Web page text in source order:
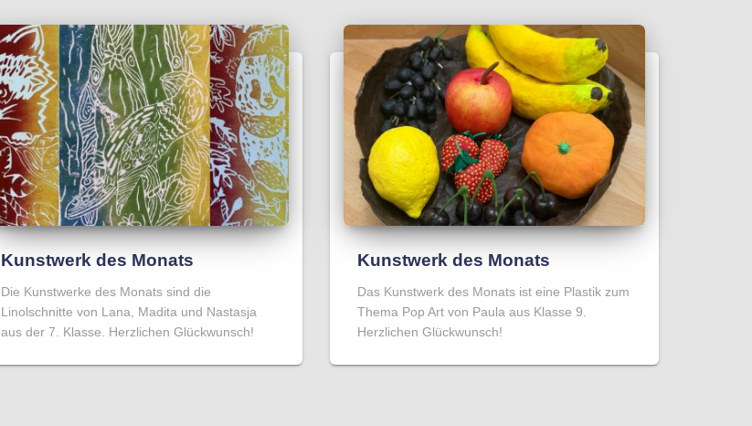
Kunstwerk des Monats
Die Kunstwerke des Monats sind die
Linolschnitte von Lana, Madita und Nastasja
aus der 7. Klasse. Herzlichen Glückwunsch!
Kunstwerk des Monats
Das Kunstwerk des Monats ist eine Plastik zum
Thema Pop Art von Paula aus Klasse 9.
Herzlichen Glückwunsch!